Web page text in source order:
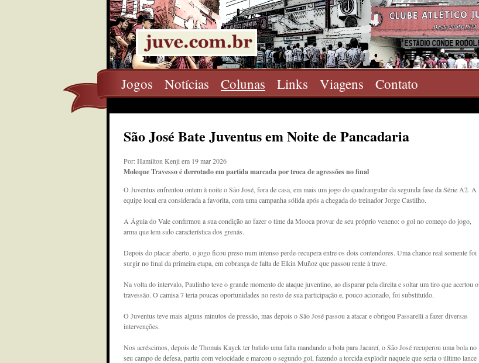
Jogos Notícias Colunas Links Viagens Contato
São José Bate Juventus em Noite de Pancadaria
Por: Hamilton Kenji em 19 mar 2026
Moleque Travesso é derrotado em partida marcada por troca de agressões no final
O Juventus enfrentou ontem à noite o São José, fora de casa, em mais um jogo do quadrangular da segunda fase da Série A2. A
equipe local era considerada a favorita, com uma campanha sólida após a chegada do treinador Jorge Castilho.
A Águia do Vale confirmou a sua condição ao fazer o time da Mooca provar de seu próprio veneno: o gol no começo do jogo,
arma que tem sido característica dos grenás.
Depois do placar aberto, o jogo ficou preso num intenso perde-recupera entre os dois contendores. Uma chance real somente foi
surgir no final da primeira etapa, em cobrança de falta de Elkin Muñoz que passou rente à trave.
Na volta do intervalo, Paulinho teve o grande momento de ataque juventino, ao disparar pela direita e soltar um tiro que acertou o
travessão. O camisa 7 teria poucas oportunidades no resto de sua participação e, pouco acionado, foi substituído.
O Juventus teve mais alguns minutos de pressão, mas depois o São José passou a atacar e obrigou Passarelli a fazer diversas
intervenções.
Nos acréscimos, depois de Thomás Kayck ter batido uma falta mandando a bola para Jacareí, o São José recuperou uma bola no
seu campo de defesa, partiu com velocidade e marcou o segundo gol, fazendo a torcida explodir naquele que seria o último lance